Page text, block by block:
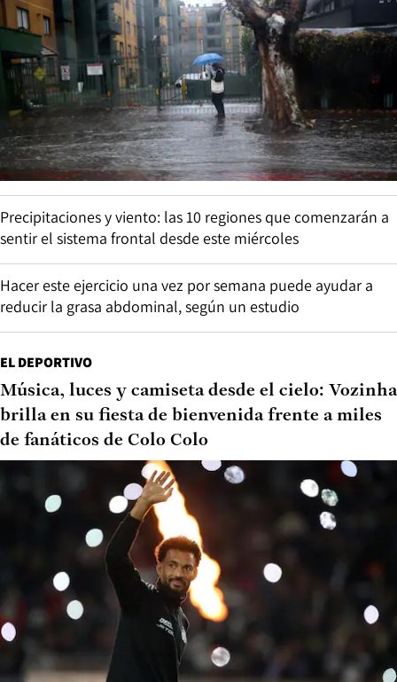
Precipitaciones y viento: las 10 regiones que comenzarán a
sentir el sistema frontal desde este miércoles
Hacer este ejercicio una vez por semana puede ayudar a
reducir la grasa abdominal, según un estudio
EL DEPORTIVO
Música, luces y camiseta desde el cielo: Vozinha
brilla en su fiesta de bienvenida frente a miles
de fanáticos de Colo Colo